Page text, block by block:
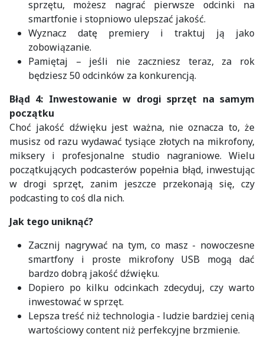
sprzętu, możesz nagrać pierwsze odcinki na
smartfonie i stopniowo ulepszać jakość.
Wyznacz datę premiery i traktuj ją jako
zobowiązanie.
Pamiętaj – jeśli nie zaczniesz teraz, za rok
będziesz 50 odcinków za konkurencją.
Błąd 4: Inwestowanie w drogi sprzęt na samym
początku
Choć jakość dźwięku jest ważna, nie oznacza to, że
musisz od razu wydawać tysiące złotych na mikrofony,
miksery i profesjonalne studio nagraniowe. Wielu
początkujących podcasterów popełnia błąd, inwestując
w drogi sprzęt, zanim jeszcze przekonają się, czy
podcasting to coś dla nich.
Jak tego uniknąć?
Zacznij nagrywać na tym, co masz - nowoczesne
smartfony i proste mikrofony USB mogą dać
bardzo dobrą jakość dźwięku.
Dopiero po kilku odcinkach zdecyduj, czy warto
inwestować w sprzęt.
Lepsza treść niż technologia - ludzie bardziej cenią
wartościowy content niż perfekcyjne brzmienie.